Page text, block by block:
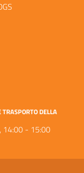
DELLA
14:00 - 15:00